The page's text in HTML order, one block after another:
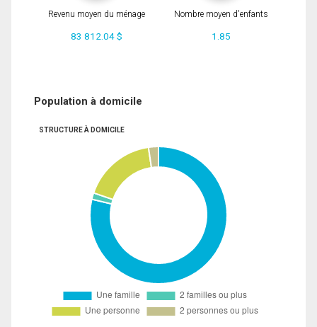
Revenu moyen du ménage
83 812.04 $
Nombre moyen d'enfants
1.85
Population à domicile
STRUCTURE À DOMICILE